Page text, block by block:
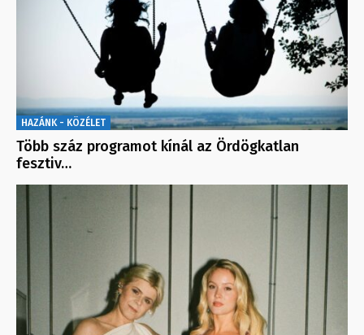
HAZÁNK - KÖZÉLET
Több száz programot kínál az Ördögkatlan
fesztiv…